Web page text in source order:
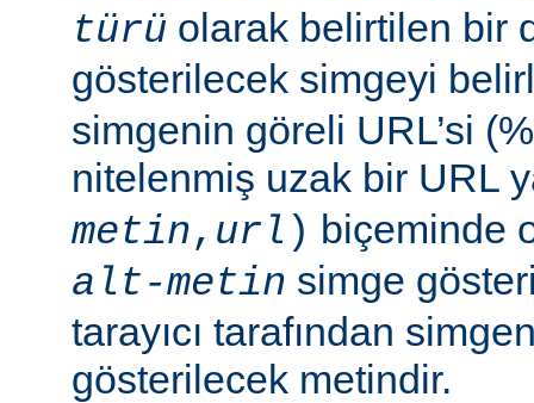
türü olarak belirtilen bir
gösterilecek simgeyi
simgenin göreli URL’si
nitelenmiş uzak bir URL
metin, url ) biçeminde
alt-metin simge
tarayıcı tarafından
gösterilecek metindir.